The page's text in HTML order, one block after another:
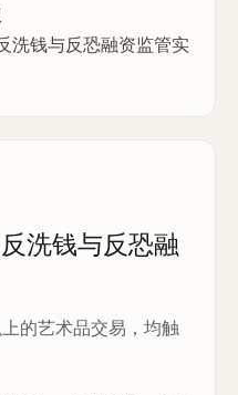
钱与反恐融资监管实
洗钱与反恐融
的艺术品交易，均触